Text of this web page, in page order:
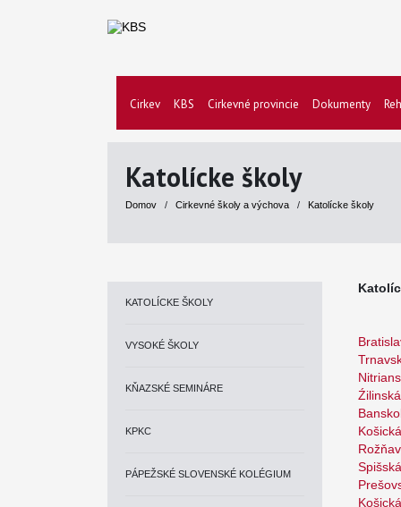
Cirkev KBS Cirkevné provincie Dokumenty
Katolícke školy
Domov / Cirkevné školy a výchova / Katolícke školy
KATOLÍCKE ŠKOLY
VYSOKÉ ŠKOLY
KŇAZSKÉ SEMINÁRE
KPKC
PÁPEŽSKÉ SLOVENSKÉ KOLÉGIUM